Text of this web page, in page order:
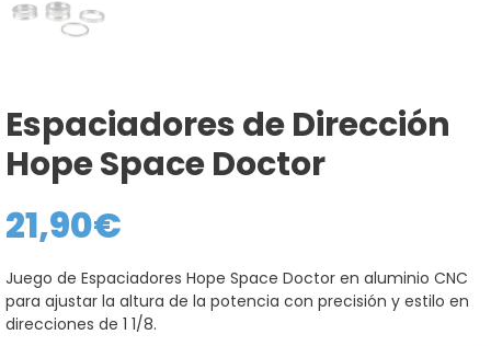
Espaciadores de Dirección
Hope Space Doctor
21,90€
Juego de Espaciadores Hope Space Doctor en aluminio CNC
para ajustar la altura de la potencia con precisión y estilo en
direcciones de 1 1/8.